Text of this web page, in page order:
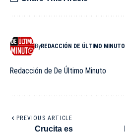
ByREDACCIÓN DE ÚLTIMO MINUTO
Redacción de De Último Minuto
PREVIOUS ARTICLE
Crucita es